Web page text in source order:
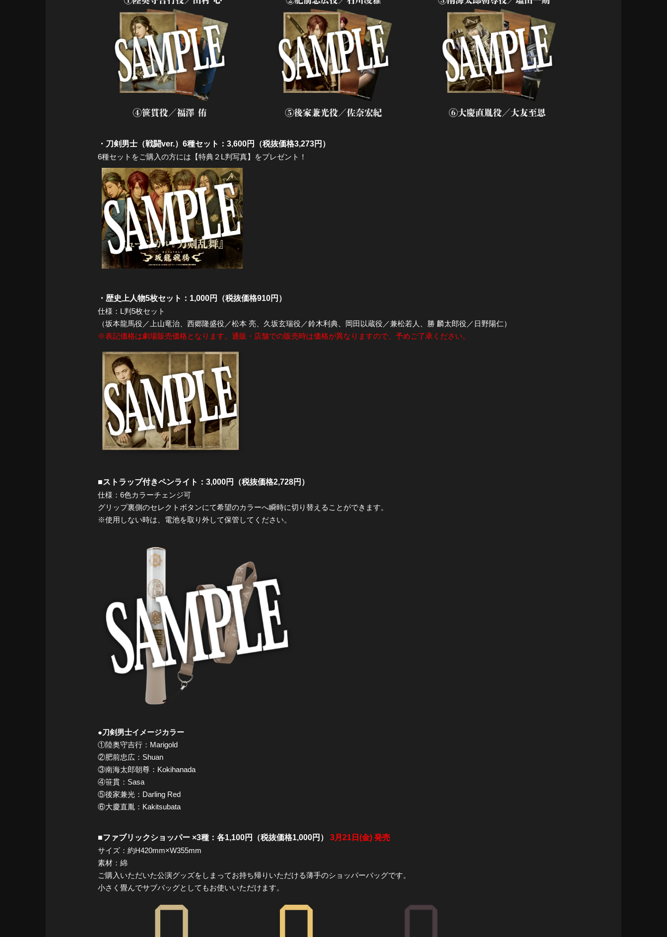
・刀剣男士（戦闘ver.）6種セット：3,600円（税抜価格3,273円）
6種セットをご購入の方には【特典２L判写真】をプレゼント！
・歴史上人物5枚セット：1,000円（税抜価格910円）
仕様：L判5枚セット
（坂本龍馬役／上山竜治、西郷隆盛役／松本 亮、久坂玄瑞役／鈴木利典、岡田以蔵役／兼松若人、勝 麟太郎役／日野陽仁）
※表記価格は劇場販売価格となります。通販・店舗での販売時は価格が異なりますので、予めご了承ください。
■ストラップ付きペンライト：3,000円（税抜価格2,728円）
仕様：6色カラーチェンジ可
グリップ裏側のセレクトボタンにて希望のカラーへ瞬時に切り替えることができます。
※使用しない時は、電池を取り外して保管してください。
●刀剣男士イメージカラー
①陸奥守吉行：Marigold
②肥前忠広：Shuan
③南海太郎朝尊：Kokihanada
④笹貫：Sasa
⑤後家兼光：Darling Red
⑥大慶直胤：Kakitsubata
■ファブリックショッパー ×3種：各1,100円（税抜価格1,000円） 3月21日(金) 発売
サイズ：約H420mm×W355mm
素材：綿
ご購入いただいた公演グッズをしまってお持ち帰りいただける薄手のショッパーバッグです。
小さく畳んでサブバッグとしてもお使いいただけます。